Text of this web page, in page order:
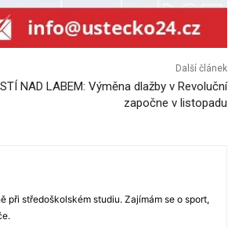
Další článek
NAD LABEM: Výměna dlažby v Revoluční
započne v listopadu
při středoškolském studiu. Zajímám se o sport,